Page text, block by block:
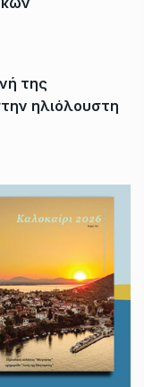
της
ηλιόλουστη